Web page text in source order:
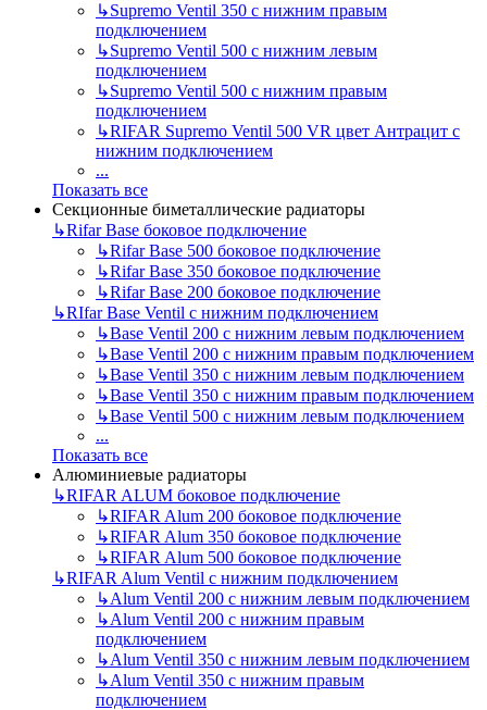
↳Supremo Ventil 350 с нижним правым
подключением
↳Supremo Ventil 500 с нижним левым
подключением
↳Supremo Ventil 500 с нижним правым
подключением
↳RIFAR Supremo Ventil 500 VR цвет Антрацит с
нижним подключением
...
Показать все
Секционные биметаллические радиаторы
↳Rifar Base боковое подключение
↳Rifar Base 500 боковое подключение
↳Rifar Base 350 боковое подключение
↳Rifar Base 200 боковое подключение
↳RIfar Base Ventil с нижним подключением
↳Base Ventil 200 с нижним левым подключением
↳Base Ventil 200 с нижним правым подключением
↳Base Ventil 350 с нижним левым подключением
↳Base Ventil 350 с нижним правым подключением
↳Base Ventil 500 с нижним левым подключением
...
Показать все
Алюминиевые радиаторы
↳RIFAR ALUM боковое подключение
↳RIFAR Alum 200 боковое подключение
↳RIFAR Alum 350 боковое подключение
↳RIFAR Alum 500 боковое подключение
↳RIFAR Alum Ventil с нижним подключением
↳Alum Ventil 200 с нижним левым подключением
↳Alum Ventil 200 с нижним правым
подключением
↳Alum Ventil 350 с нижним левым подключением
↳Alum Ventil 350 с нижним правым
подключением